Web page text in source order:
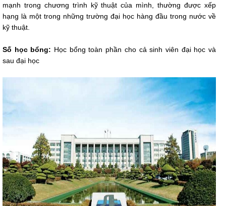
mạnh trong chương trình kỹ thuật của mình, thường được xếp
hạng là một trong những trường đại học hàng đầu trong nước về
kỹ thuật.
Số học bổng: Học bổng toàn phần cho cả sinh viên đại học và
sau đại học